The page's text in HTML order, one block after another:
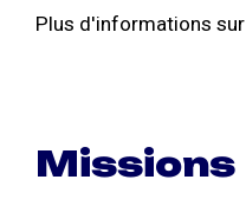
Plus d'informations sur
Missions